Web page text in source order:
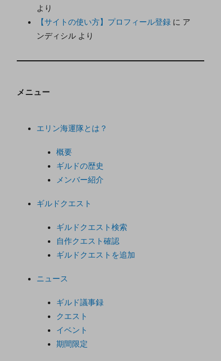
より
【サイトの使い方】プロフィール登録 に ア
ンディシル より
メニュー
エリン海運隊とは？
概要
ギルドの歴史
メンバー紹介
ギルドクエスト
ギルドクエスト検索
自作クエスト確認
ギルドクエストを追加
ニュース
ギルド議事録
クエスト
イベント
期間限定